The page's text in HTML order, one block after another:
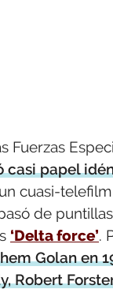
papel
cuasi-
de
‘Delta force’.
Golan en
Robert